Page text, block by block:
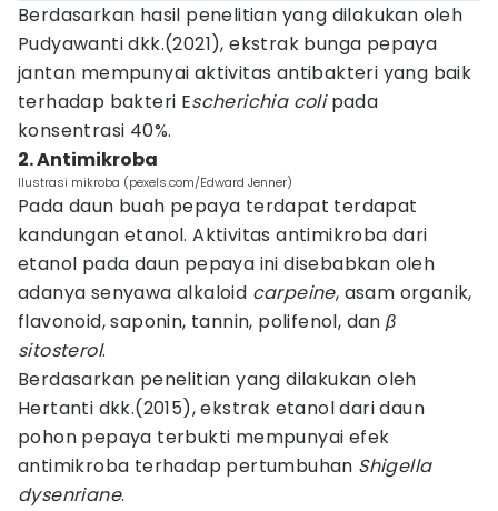
Berdasarkan hasil penelitian yang dilakukan oleh
Pudyawanti dkk.(2021), ekstrak bunga pepaya
jantan mempunyai aktivitas antibakteri yang baik
terhadap bakteri Escherichia colipada
konsentrasi 40%.
2. Antimikroba
Ilustrasi mikroba (pexels.com/Edward Jenner)
Pada daun buah pepaya terdapat terdapat
kandungan etanol. Aktivitas antimikroba dari
etanol pada daun pepaya ini disebabkan oleh
adanya senyawa alkaloid carpeine, asam organik,
flavonoid, saponin, tannin, polifenol, danβ
sitosterol.
Berdasarkan penelitian yang dilakukan oleh
Hertanti dkk.(2015), ekstrak etanol dari daun
pohon pepaya terbukti mempunyai efek
antimikroba terhadap pertumbuhan Shigella
dysenriane.